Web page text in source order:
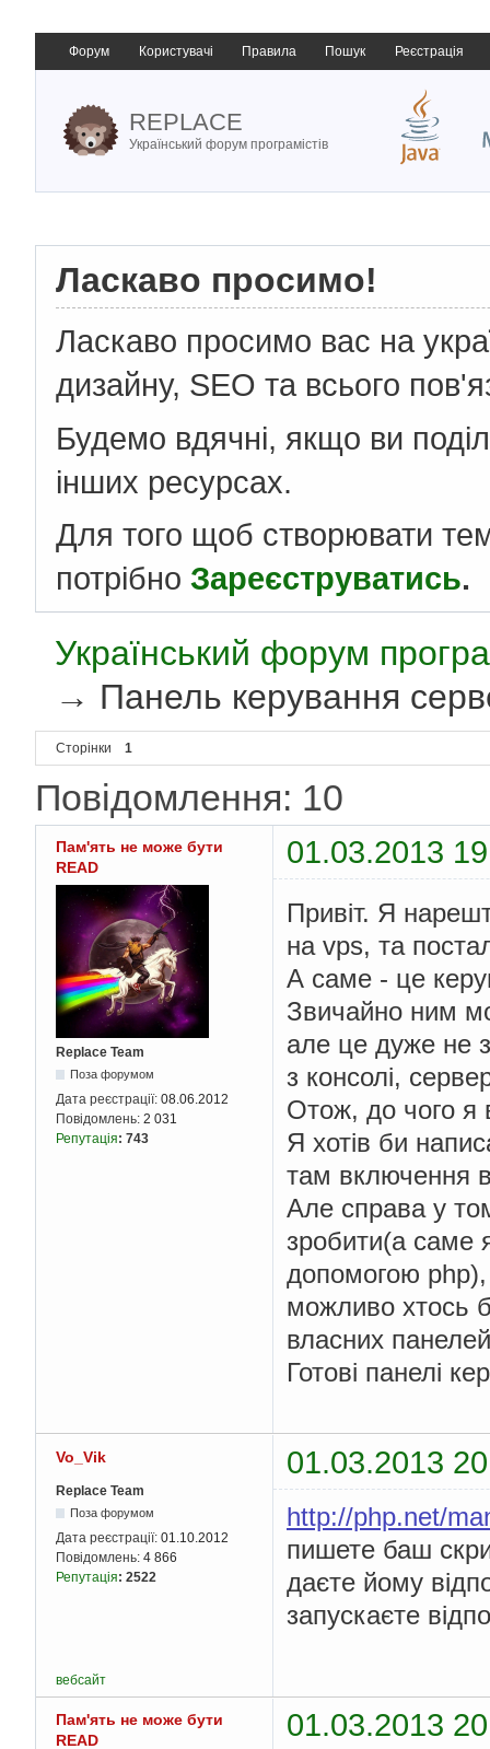
Форум Користувачі Правила Пошук Реєстрація
REPLACE
Український форум програмістів
Ласкаво просимо!
Ласкаво просимо вас на
дизайну, SEO та всього
Будемо вдячні, якщо ви
інших ресурсах.
Для того щоб створювати
потрібно Зареєструватись.
Український форум
→ Панель керування
Сторінки 1
Повідомлення: 10
Пам'ять не може бути
READ
01.03.2013
Replace Team
Поза форумом
Дата реєстрації: 08.06.2012
Повідомлень: 2 031
Репутація: 743
Привіт. Я
на vps, та
А саме - це
Звичайно ним
але це дуже не
з консолі,
Отож, до чого я
Я хотів би
там включення
Але справа у
зробити(а саме
допомогою php),
можливо хтось
власних
Готові панелі
Vo_Vik 01.03.2013
Replace Team
Поза форумом
Дата реєстрації: 01.10.2012
Повідомлень: 4 866
Репутація: 2522
http://php.net/
пишете баш
даєте йому
запускаєте
вебсайт
Пам'ять не може бути
READ
01.03.2013